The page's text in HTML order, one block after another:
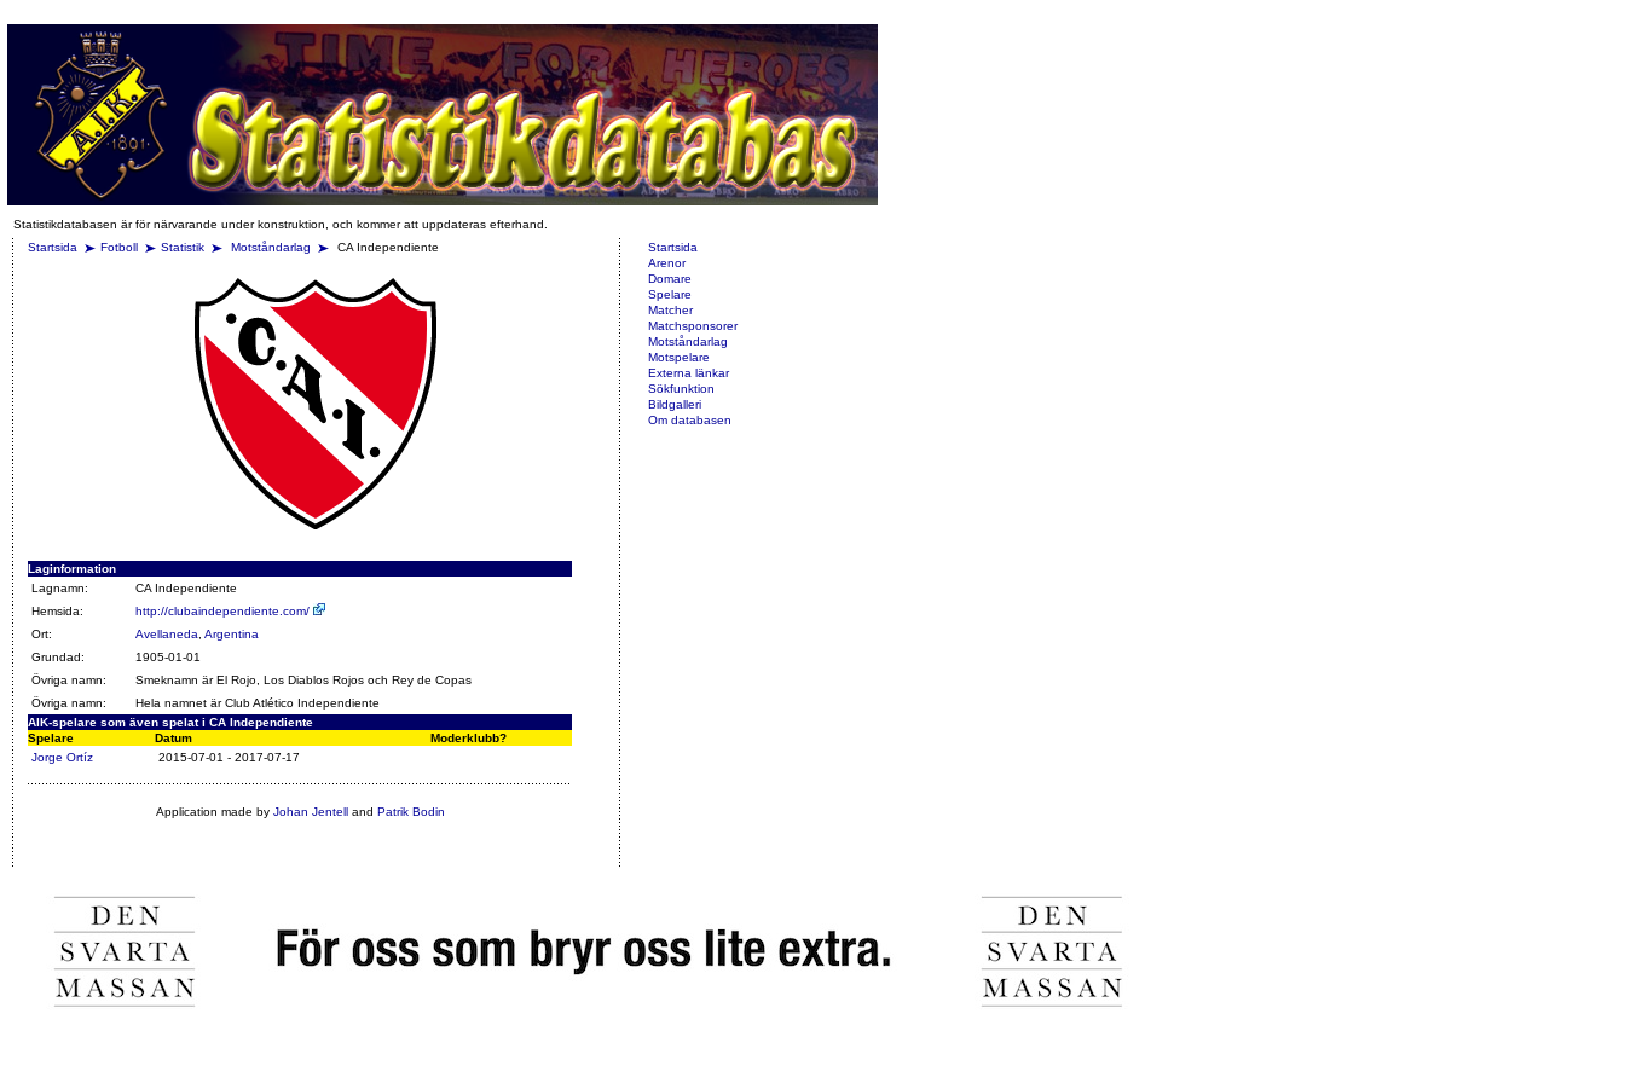
Statistikdatabasen är för närvarande under konstruktion, och kommer att uppdateras efterhand.
Startsida
Fotboll Statistik Motståndarlag CA Independiente
Laginformation
Lagnamn:
CA Independiente
Hemsida:
http://clubaindependiente.com/
Ort:
Avellaneda Argentina
Grundad:
1905-01-01
Övriga namn:
Smeknamn är El Rojo, Los Diablos Rojos och Rey de Copas
Övriga namn:
Hela namnet är Club Atlético Independiente
AIK-spelare som även spelat i CA Independiente
Spelare
Datum
Moderklubb?
Jorge Ortíz
2015-07-01 - 2017-07-17
Application made by Johan Jentelland Patrik Bodin
Startsida
Arenor
Domare
Spelare
Matcher
Matchsponsorer
Motståndarlag
Motspelare
Externa länkar
Sökfunktion
Bildgalleri
Om databasen